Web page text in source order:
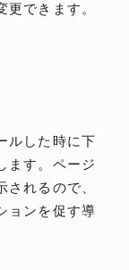
できます。
ルした時に下
ます。ページ
れるので、
ョンを促す導